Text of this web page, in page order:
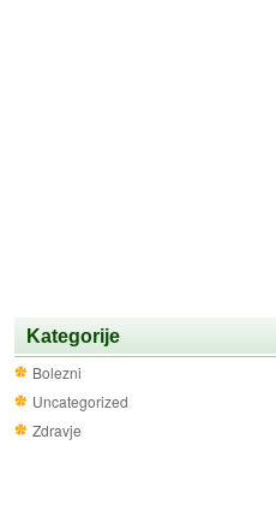
Kategorije
Bolezni
Uncategorized
Zdravje